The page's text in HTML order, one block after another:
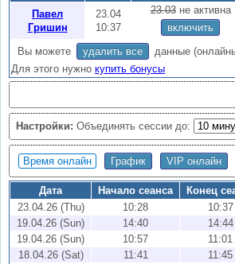
онлайн.
Внимание: Активность 2 недели, чтобы
месяца, вы можете скачать все
Павел
Гришин
23.04
10:37
23.03не активна
включить
Вы можете удалить все
данные
Для этого нужно купить бонусы
Настройки: Объединять сессии до:
Время онлайн График VIP онлайн
Дата Начало сеанса Конец
23.04.26 (Thu)
10:28 10:37
19.04.26 (Sun)
14:40 14:44
19.04.26 (Sun)
10:57 11:01
18.04.26 (Sat)
11:41 11:45